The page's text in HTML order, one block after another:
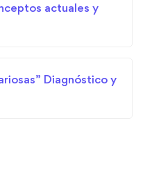
actuales y
Diagnóstico y